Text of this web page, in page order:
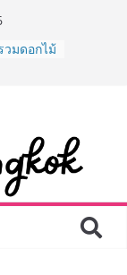
วมดอกไม้
ละสังฆ
าศาสตร์
มภารกิจ
ทั่ว
บ CEO